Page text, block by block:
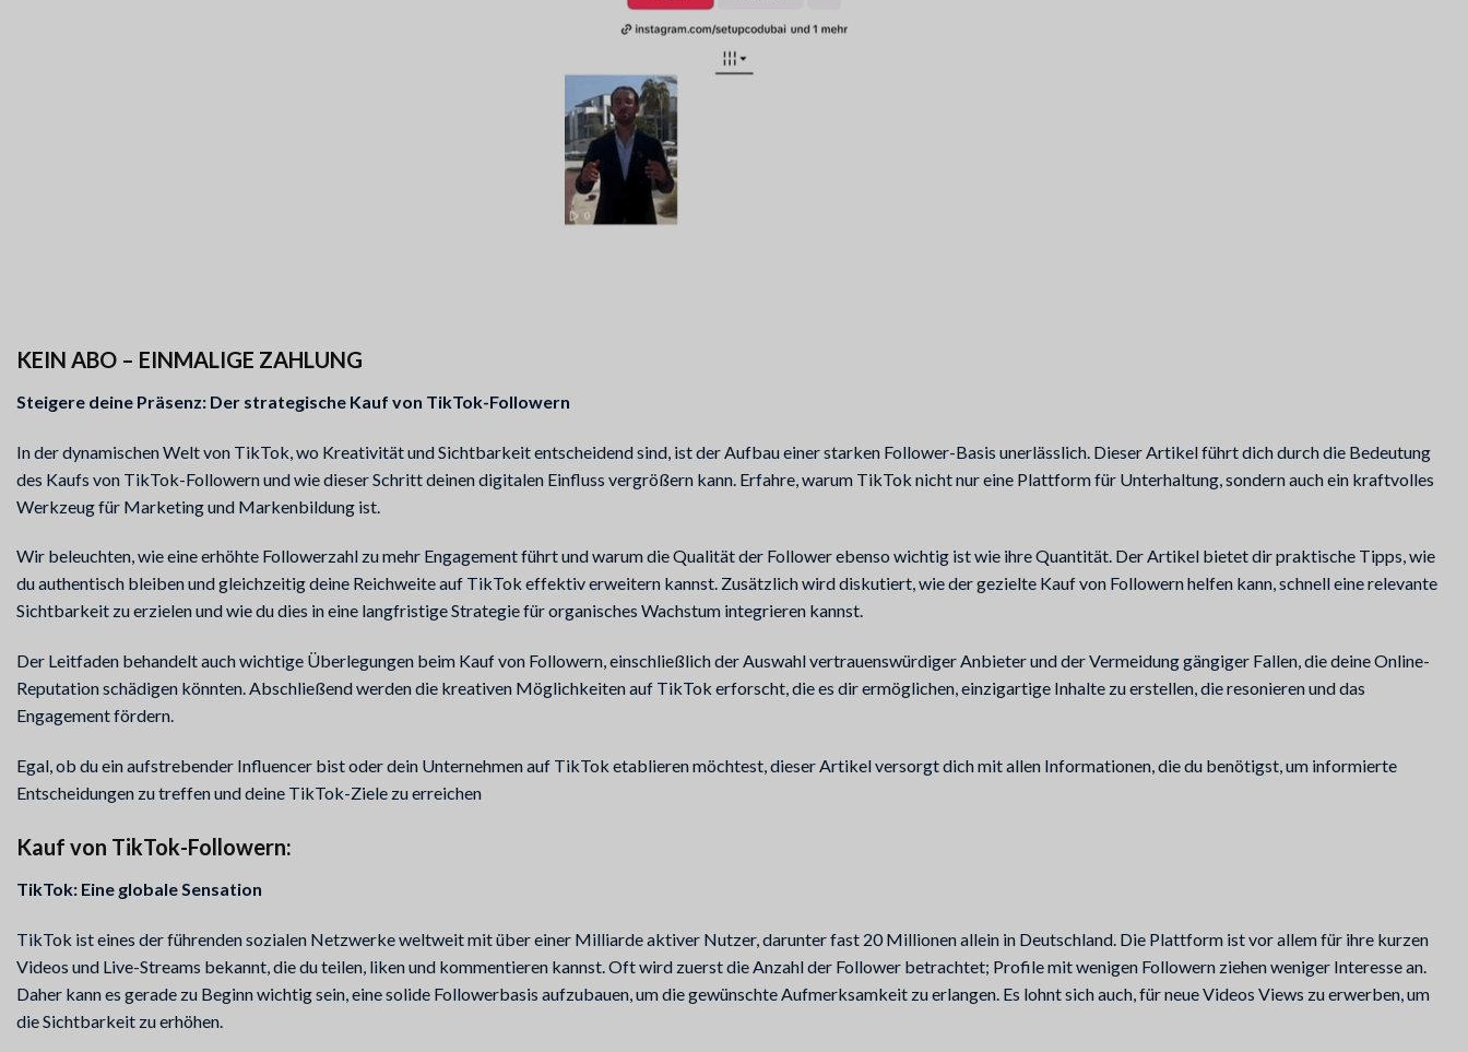
KEIN ABO – EINMALIGE ZAHLUNG
Steigere deine Präsenz: Der strategische Kauf von TikTok-Followern
In der dynamischen Welt von TikTok, wo Kreativität und Sichtbarkeit entscheidend sind, ist der Aufbau einer starken Follower-Basis unerlässlich. Dieser Artikel führt dich durch die Bedeutung
des Kaufs von TikTok-Followern und wie dieser Schritt deinen digitalen Einfluss vergrößern kann. Erfahre, warum TikTok nicht nur eine Plattform für Unterhaltung, sondern auch ein kraftvolles
Werkzeug für Marketing und Markenbildung ist.
Wir beleuchten, wie eine erhöhte Followerzahl zu mehr Engagement führt und warum die Qualität der Follower ebenso wichtig ist wie ihre Quantität. Der Artikel bietet dir praktische Tipps, wie
du authentisch bleiben und gleichzeitig deine Reichweite auf TikTok effektiv erweitern kannst. Zusätzlich wird diskutiert, wie der gezielte Kauf von Followern helfen kann, schnell eine relevante
Sichtbarkeit zu erzielen und wie du dies in eine langfristige Strategie für organisches Wachstum integrieren kannst.
Der Leitfaden behandelt auch wichtige Überlegungen beim Kauf von Followern, einschließlich der Auswahl vertrauenswürdiger Anbieter und der Vermeidung gängiger Fallen, die deine Online-
Reputation schädigen könnten. Abschließend werden die kreativen Möglichkeiten auf TikTok erforscht, die es dir ermöglichen, einzigartige Inhalte zu erstellen, die resonieren und das
Engagement fördern.
Egal, ob du ein aufstrebender Influencer bist oder dein Unternehmen auf TikTok etablieren möchtest, dieser Artikel versorgt dich mit allen Informationen, die du benötigst, um informierte
Entscheidungen zu treffen und deine TikTok-Ziele zu erreichen
Kauf von TikTok-Followern:
TikTok: Eine globale Sensation
TikTok ist eines der führenden sozialen Netzwerke weltweit mit über einer Milliarde aktiver Nutzer, darunter fast 20 Millionen allein in Deutschland. Die Plattform ist vor allem für ihre kurzen
Videos und Live-Streams bekannt, die du teilen, liken und kommentieren kannst. Oft wird zuerst die Anzahl der Follower betrachtet; Profile mit wenigen Followern ziehen weniger Interesse an.
Daher kann es gerade zu Beginn wichtig sein, eine solide Followerbasis aufzubauen, um die gewünschte Aufmerksamkeit zu erlangen. Es lohnt sich auch, für neue Videos Views zu erwerben, um
die Sichtbarkeit zu erhöhen.